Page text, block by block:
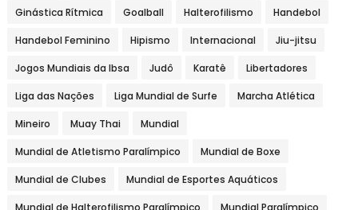
Ginástica Rítmica Goalball Halterofilismo Handebol
Handebol Feminino Hipismo Internacional Jiu-jitsu
Jogos Mundiais da Ibsa Judô Karatê Libertadores
Liga das Nações Liga Mundial de Surfe Marcha Atlética
Mineiro Muay Thai Mundial
Mundial de Atletismo Paralímpico Mundial de Boxe
Mundial de Clubes Mundial de Esportes Aquáticos
Mundial de Halterofilismo Paralímpico Mundial Paralímpico